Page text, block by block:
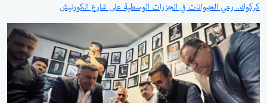
كركوك.. رعي الحيوانات في الجزرات الوسطية على شارع الكورنيش